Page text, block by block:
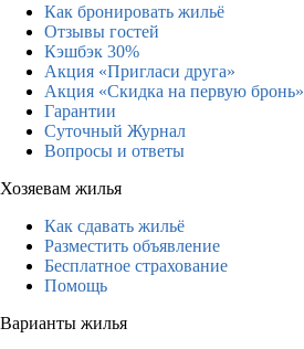
Как бронировать жильё
Отзывы гостей
Кэшбэк 30%
Акция «Пригласи друга»
Акция «Скидка на первую бронь»
Гарантии
Суточный Журнал
Вопросы и ответы
Хозяевам жилья
Как сдавать жильё
Разместить объявление
Бесплатное страхование
Помощь
Варианты жилья